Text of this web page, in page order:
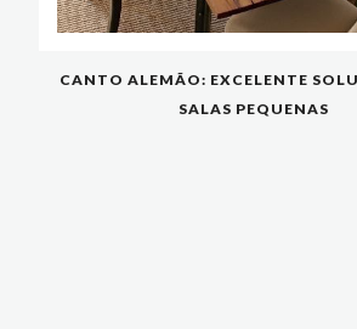
CANTO ALEMÃO: EXCELENTE
SALAS PEQUENAS